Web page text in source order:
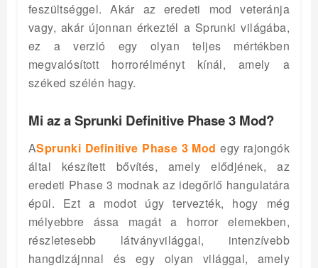
feszültséggel. Akár az eredeti mod veteránja
vagy, akár újonnan érkeztél a Sprunki világába,
ez a verzió egy olyan teljes mértékben
megvalósított horrorélményt kínál, amely a
széked szélén hagy.
Mi az a Sprunki Definitive Phase 3 Mod?
ASprunki Definitive Phase 3 Mod egy rajongók
által készített bővítés, amely elődjének, az
eredeti Phase 3 modnak az idegőrlő hangulatára
épül. Ezt a modot úgy tervezték, hogy még
mélyebbre ássa magát a horror elemekben,
részletesebb látványvilággal, intenzívebb
hangdizájnnal és egy olyan világgal, amely